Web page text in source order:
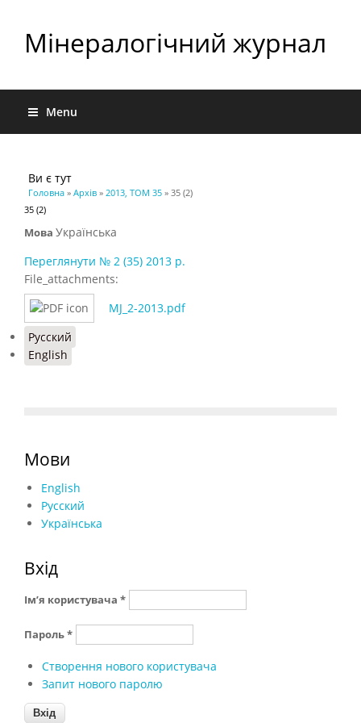
Мінералогічний журнал
Menu
Ви є тут
Головна » Архів » 2013, ТОМ 35 » 35 (2)
35 (2)
Мова Українська
Переглянути № 2 (35) 2013 р.
File_attachments:
MJ_2-2013.pdf
Русский
English
Мови
English
Русский
Українська
Вхід
Ім’я користувача *
Пароль*
Створення нового користувача
Запит нового паролю